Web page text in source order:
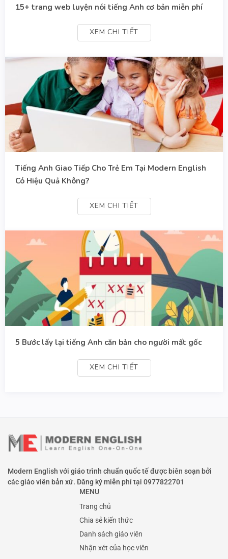
15+ trang web luyện nói tiếng Anh cơ bản miễn phí
XEM CHI TIẾT
Tiếng Anh Giao Tiếp Cho Trẻ Em Tại Modern English
Có Hiệu Quả Không?
XEM CHI TIẾT
5 Bước lấy lại tiếng Anh căn bản cho người mất gốc
XEM CHI TIẾT
Modern English với giáo trình chuẩn quốc tế được biên soạn bởi
các giáo viên bản xứ. Đăng ký miễn phí tại 0977822701
MENU
Trang chủ
Chia sẻ kiến thức
Danh sách giáo viên
Nhận xét của học viên